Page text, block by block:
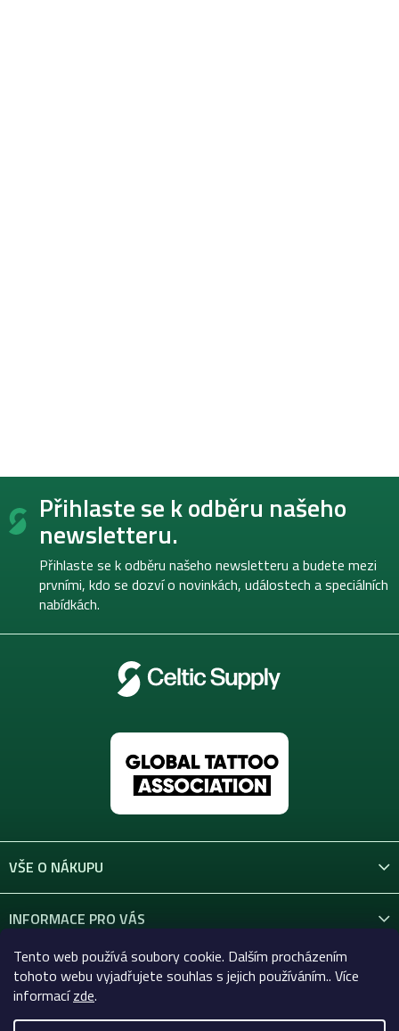
Tento web používá soubory cookie. Dalším procházením
tohoto webu vyjadřujete souhlas s jejich používáním.. Více
informacízde.
Z
Přihlaste se k odběru našeho
newsletteru.
Přihlaste se k odběru našeho newsletteru a budete mezi
prvními, kdo se dozví o novinkách, událostech a speciálních
nabídkách.
VŠE O NÁKUPU
INFORMACE PRO VÁS
KONTAKT